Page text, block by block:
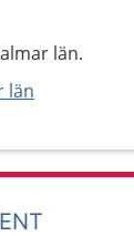
län.
län